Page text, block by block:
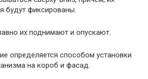
будут фиксированы.
их поднимают и опускают.
определяется способом установки
на короб и фасад.